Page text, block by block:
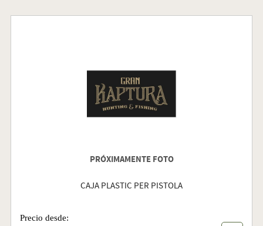
PRÓXIMAMENTE FOTO
CAJA PLASTIC PER PISTOLA
Precio desde: